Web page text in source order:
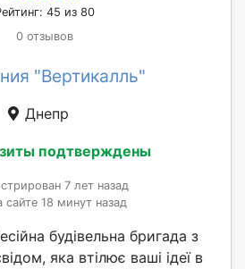
45 из 80
0 отзывов
"Вертикалль"
Днепр
подтверждены
7 лет назад
сайте 18 минут назад
будівельна бригада з
яка втілює ваші ідеї в